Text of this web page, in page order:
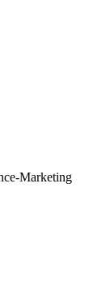
Marketing